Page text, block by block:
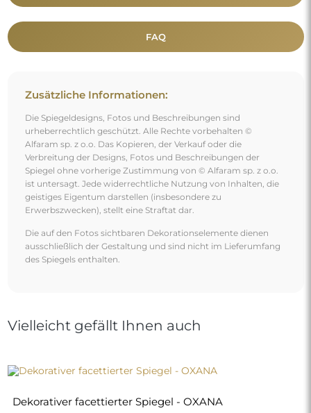
FAQ
Zusätzliche Informationen:
Die Spiegeldesigns, Fotos und Beschreibungen sind
urheberrechtlich geschützt. Alle Rechte vorbehalten ©
Alfaram sp. z o.o. Das Kopieren, der Verkauf oder die
Verbreitung der Designs, Fotos und Beschreibungen der
Spiegel ohne vorherige Zustimmung von © Alfaram sp. z o.o.
ist untersagt. Jede widerrechtliche Nutzung von Inhalten, die
geistiges Eigentum darstellen (insbesondere zu
Erwerbszwecken), stellt eine Straftat dar.
Die auf den Fotos sichtbaren Dekorationselemente dienen
ausschließlich der Gestaltung und sind nicht im Lieferumfang
des Spiegels enthalten.
Vielleicht gefällt Ihnen auch
Dekorativer facettierter Spiegel - OXANA